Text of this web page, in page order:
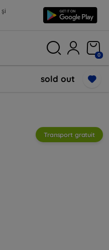
și
0
sold out
Transport gratuit